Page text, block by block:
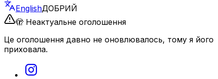
EnglishДОБРИЙ
🫣 Неактуальне оголошення
Це оголошення давно не оновлювалось, тому я його
приховала.